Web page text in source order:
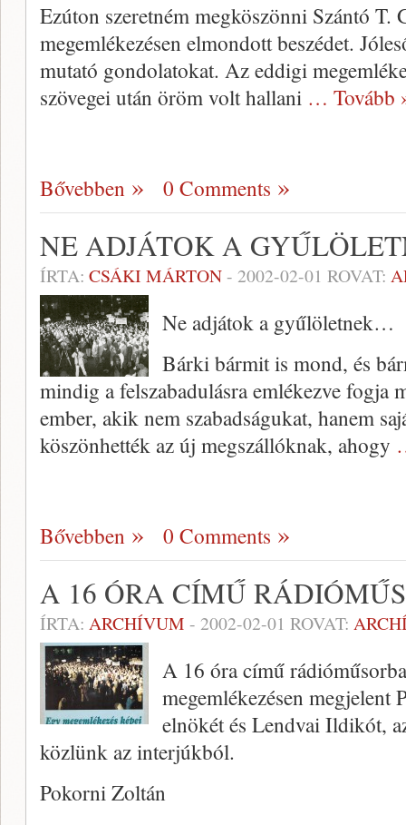
Ezúton szeretném megköszönni Szán­tó T.
megemlékezésen elmondott beszédet.
mutató gondolato­kat. Az eddigi
szövegei után öröm volt hallani … Tovább
Bővebben 0 Comments
NE ADJÁTOK A
ÍRTA: CSÁKI MÁRTON- 2002-02-01 ROVAT:
Ne adjátok a gyűlöletnek…
Bárki bármit is mond, és
mindig a felszabadulásra emlékezve fogja
ember, akik nem szabadságukat, hanem
köszönhették az új megszállóknak, ahogy
Bővebben 0 Comments
A 16 ÓRA CÍMŰ
ÍRTA: ARCHÍVUM - 2002-02-01 ROVAT:
A 16 óra című
megemlékezésen
elnökét és Lendvai Ildikót,
közlünk az interjúkból.
Pokorni Zoltán